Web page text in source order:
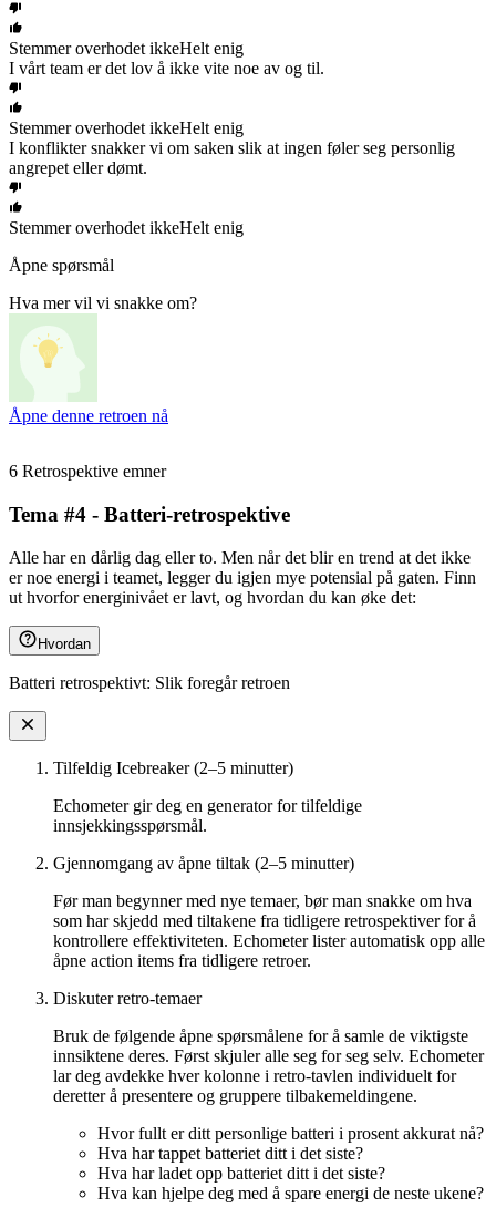
Stemmer overhodet ikkeHelt enig
I vårt team er det lov å ikke vite noe av og til.
Stemmer overhodet ikkeHelt enig
I konflikter snakker vi om saken slik at ingen føler seg personlig
angrepet eller dømt.
Stemmer overhodet ikkeHelt enig
Åpne spørsmål
Hva mer vil vi snakke om?
Åpne denne retroen nå
6 Retrospektive emner
Tema #4 - Batteri-retrospektive
Alle har en dårlig dag eller to. Men når det blir en trend at det ikke
er noe energi i teamet, legger du igjen mye potensial på gaten. Finn
ut hvorfor energinivået er lavt, og hvordan du kan øke det:
Hvordan
Batteri retrospektivt: Slik foregår retroen
Tilfeldig Icebreaker (2–5 minutter)
Echometer gir deg en generator for tilfeldige
innsjekkingsspørsmål.
Gjennomgang av åpne tiltak (2–5 minutter)
Før man begynner med nye temaer, bør man snakke om hva
som har skjedd med tiltakene fra tidligere retrospektiver for å
kontrollere effektiviteten. Echometer lister automatisk opp alle
åpne action items fra tidligere retroer.
Diskuter retro-temaer
Bruk de følgende åpne spørsmålene for å samle de viktigste
innsiktene deres. Først skjuler alle seg for seg selv. Echometer
lar deg avdekke hver kolonne i retro-tavlen individuelt for
deretter å presentere og gruppere tilbakemeldingene.
Hvor fullt er ditt personlige batteri i prosent akkurat nå?
Hva har tappet batteriet ditt i det siste?
Hva har ladet opp batteriet ditt i det siste?
Hva kan hjelpe deg med å spare energi de neste ukene?